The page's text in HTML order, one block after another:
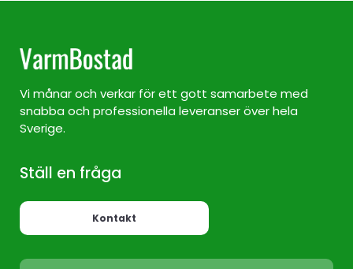
Vi månar och verkar för ett gott samarbete med
snabba och professionella leveranser över hela
Sverige.
Ställ en fråga
Kontakt